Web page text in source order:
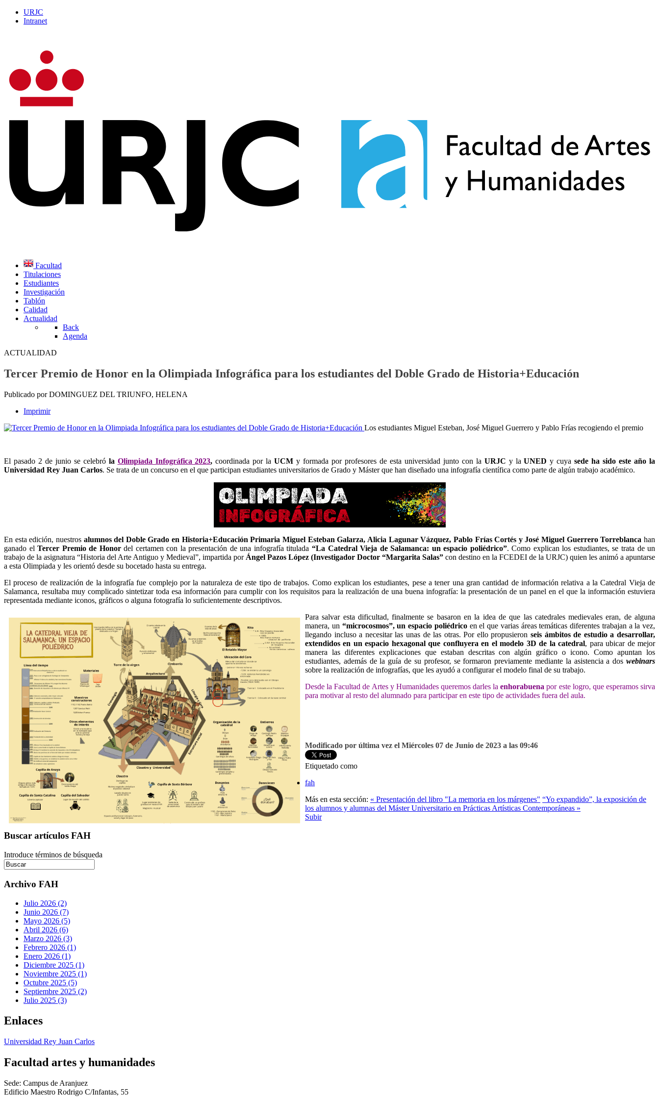
URJC
Intranet
Facultad
Titulaciones
Estudiantes
Investigación
Tablón
Calidad
Actualidad
Back
Agenda
ACTUALIDAD
Tercer Premio de Honor en la Olimpiada Infográfica para los estudiantes del Doble Grado de Historia+Educación
Publicado por DOMINGUEZ DEL TRIUNFO, HELENA
Imprimir
Los estudiantes Miguel Esteban, José Miguel Guerrero y Pablo Frías recogiendo el premio
El pasado 2 de junio se celebróla Olimpiada Infográfica 2023, coordinada por laUCM y formada por profesores de esta universidad junto con la URJC y laUNED y cuya sede ha sido este año la
Universidad Rey Juan Carlos. Se trata de un concurso en el que participan estudiantes universitarios de Grado y Máster que han diseñado una infografía científica como parte de algún trabajo académico.
En esta edición, nuestros alumnos del Doble Grado en Historia+Educación Primaria Miguel Esteban Galarza, Alicia Lagunar Vázquez, Pablo Frías Cortés y José Miguel Guerrero Torreblanca han
ganado elTercer Premio de Honordel certamen con la presentación de una infografía titulada “La Catedral Vieja de Salamanca: un espacio poliédrico”. Como explican los estudiantes, se trata de un
trabajo de la asignatura “Historia del Arte Antiguo y Medieval”, impartida por Ángel Pazos López (Investigador Doctor “Margarita Salas” con destino en la FCEDEI de la URJC) quien les animó a apuntarse
a esta Olimpiada y les orientó desde su bocetado hasta su entrega.
El proceso de realización de la infografía fue complejo por la naturaleza de este tipo de trabajos. Como explican los estudiantes, pese a tener una gran cantidad de información relativa a la Catedral Vieja de
Salamanca, resultaba muy complicado sintetizar toda esa información para cumplir con los requisitos para la realización de una buena infografía: la presentación de un panel en el que la información estuviera
representada mediante iconos, gráficos o alguna fotografía lo suficientemente descriptivos.
Para salvar esta dificultad, finalmente se basaron en la idea de que las catedrales medievales eran, de alguna
manera, un “microcosmos”, un espacio poliédricoen el que varias áreas temáticas diferentes trabajan a la vez,
llegando incluso a necesitar las unas de las otras. Por ello propusieronseis ámbitos de estudio a desarrollar,
extendidos en un espacio hexagonal que confluyera en el modelo 3D de la catedral, para ubicar de mejor
manera las diferentes explicaciones que estaban descritas con algún gráfico o icono. Como apuntan los
estudiantes, además de la guía de su profesor, se formaron previamente mediante la asistencia a dos webinars
sobre la realización de infografías, que les ayudó a configurar el modelo final de su trabajo.
Desde la Facultad de Artes y Humanidades queremos darles la enhorabuena por este logro, que esperamos sirva
para motivar al resto del alumnado para participar en este tipo de actividades fuera del aula.
Modificado por última vez el Miércoles 07 de Junio de 2023 a las 09:46
Etiquetado como
fah
Más en esta sección: « Presentación del libro "La memoria en los márgenes" “Yo expandido”, la exposición de
los alumnos y alumnas del Máster Universitario en Prácticas Artísticas Contemporáneas »
Subir
Buscar artículos FAH
Introduce términos de búsqueda
Archivo FAH
Julio 2026 (2)
Junio 2026 (7)
Mayo 2026 (5)
Abril 2026 (6)
Marzo 2026 (3)
Febrero 2026 (1)
Enero 2026 (1)
Diciembre 2025 (1)
Noviembre 2025 (1)
Octubre 2025 (5)
Septiembre 2025 (2)
Julio 2025 (3)
Enlaces
Universidad Rey Juan Carlos
Facultad artes y humanidades
Sede: Campus de Aranjuez
Edificio Maestro Rodrigo C/Infantas, 55